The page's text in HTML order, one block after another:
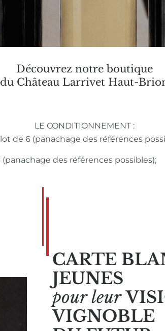
Découvrez notre boutique
du Château Larrivet Haut-
LE CONDITIONNEMENT :
de 6 (panachage des références
des références possibles);
CARTE
JEUNES
pour leur
VIGNOBLE